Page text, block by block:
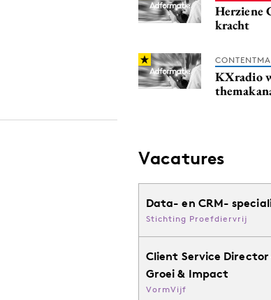
Herziene
kracht
KXradio
Vacatures
Data- en CRM-
Stichting Proefdiervrij
Client Service
Groei & Impact
VormVijf